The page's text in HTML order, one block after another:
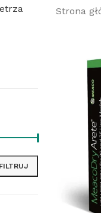
FILTRUJ
Strona